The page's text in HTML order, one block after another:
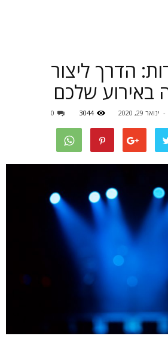
הדרך ליצור
באירוע שלכם
- ינואר 29, 2020 3044
0